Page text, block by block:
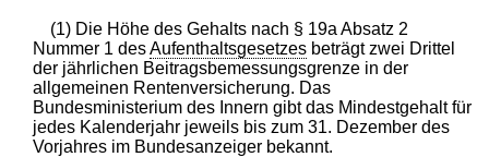
(1) Die Höhe des Gehalts nach § 19a Absatz 2
Nummer 1 desAufenthaltsgesetzes beträgt zwei Drittel
der jährlichen Beitragsbemessungsgrenze in der
allgemeinen Rentenversicherung. Das
Bundesministerium des Innern gibt das Mindestgehalt für
jedes Kalenderjahr jeweils bis zum 31. Dezember des
Vorjahres im Bundesanzeiger bekannt.